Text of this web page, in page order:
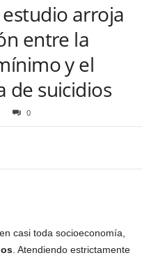
estudio arroja
entre la
y el
de suicidios
0
casi toda socioeconomía,
. Atendiendo estrictamente